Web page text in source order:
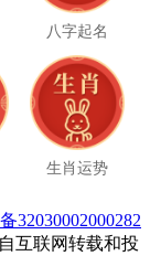
八字起名
生肖运势
32030002000282
互联网转载和投